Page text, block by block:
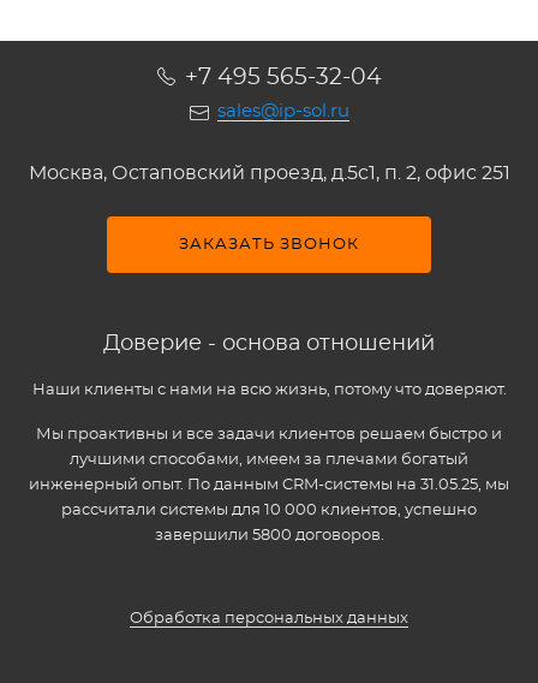
+7 495 565-32-04
sales@ip-sol.ru
Москва, Остаповский проезд, д.5c1, п. 2, офис 251
ЗАКАЗАТЬ ЗВОНОК
Доверие - основа отношений
Наши клиенты с нами на всю жизнь, потому что доверяют.
Мы проактивны и все задачи клиентов решаем быстро и
лучшими способами, имеем за плечами богатый
инженерный опыт. По данным CRM-системы на 31.05.25, мы
рассчитали системы для 10 000 клиентов, успешно
завершили 5800 договоров.
Обработка персональных данных